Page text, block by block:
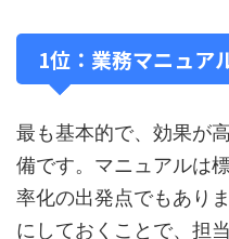
1位：業務マニュア
最も基本的で、効果が
備です。マニュアルは
率化の出発点でもあり
にしておくことで、担